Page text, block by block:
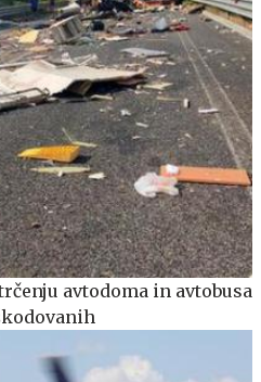
avtodoma in avtobusa